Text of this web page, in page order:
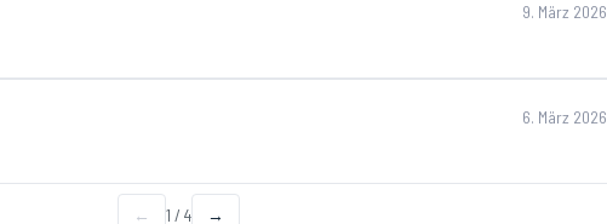
9. März 2026
6. März 2026
← 1 / 4 →